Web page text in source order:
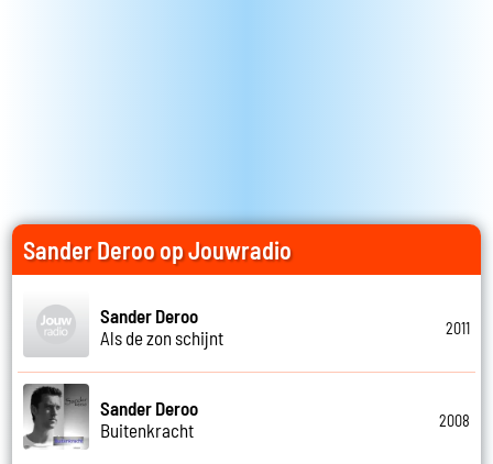
Sander Deroo op Jouwradio
Sander Deroo
Als de zon schijnt
2011
Sander Deroo
Buitenkracht
2008